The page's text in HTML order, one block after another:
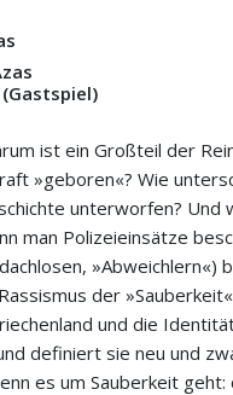
ist ein Großteil der
»geboren«? Wie
unterworfen? Und
man Polizeieinsätze
»Abweichlern«)
der
und die
definiert sie neu und
es um Sauberkeit